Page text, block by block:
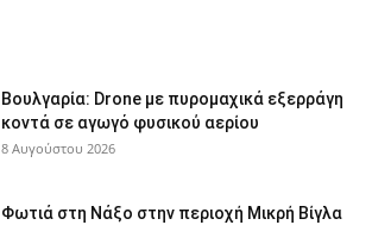
Βουλγαρία: Drone με πυρομαχικά εξερράγη
κοντά σε αγωγό φυσικού αερίου
8 Αυγούστου 2026
Φωτιά στη Νάξο στην περιοχή Μικρή Βίγλα